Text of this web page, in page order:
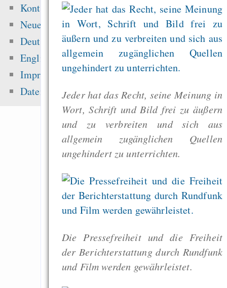
Jeder hat das Recht, seine Meinung in
Wort, Schrift und Bild frei zu äußern
und zu verbreiten und sich aus
allgemein zugänglichen Quellen
ungehindert zu unterrichten.
Die Pressefreiheit und die Freiheit
der Berichterstattung durch Rundfunk
und Film werden gewährleistet.
Kontakt
Neue Inhalte
Deutsch
English
Impressum
Datenschutz
Heute:
Die erste Million
schwerste: Der
Fehler
Freenet / Hyphanet
Wirtschaftskrise vs.
Effortless
protected sharing of
Zuletzt angezeigt:
A simple
dining philosophers
Ein Same im